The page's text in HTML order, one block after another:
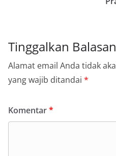
Tinggalkan Balasan
Alamat email Anda tidak
yang wajib ditandai *
Komentar*